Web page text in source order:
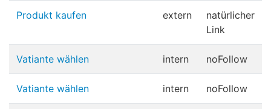
Produkt kaufen extern
natürlicher
Link
Vatiante wählen intern noFollow
Vatiante wählen intern noFollow